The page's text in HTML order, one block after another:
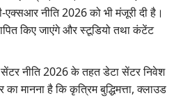
एक्सआर नीति2026को भी मंजूरी दी है।
किए जाएंगे और स्टूडियो तथा कंटेंट
सेंटर नीति 2026के तहत डेटा सेंटर निवेश
मानना है कि कृत्रिम बुद्धिमत्ता,क्लाउड